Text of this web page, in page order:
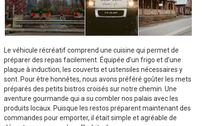
Le véhicule récréatif comprend une cuisine qui permet de
préparer des repas facilement. Équipée d’un frigo et d’une
plaque à induction, les couverts et ustensiles nécessaires y
sont. Pour être honnêtes, nous avons préféré goûter les mets
préparés des petits bistros croisés sur notre chemin. Une
aventure gourmande qui a su combler nos palais avec les
produits locaux. Puisque les restos préparent maintenant des
commandes pour emporter, il était simple et agréable de